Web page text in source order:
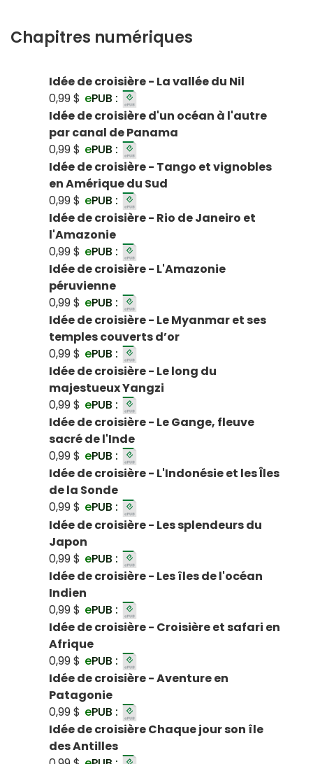
Chapitres numériques
Idée de croisière - La vallée du Nil
0,99 $ ePUB :
Idée de croisière d'un océan à l'autre
par canal de Panama
0,99 $ ePUB :
Idée de croisière - Tango et vignobles
en Amérique du Sud
0,99 $ ePUB :
Idée de croisière - Rio de Janeiro et
l'Amazonie
0,99 $ ePUB :
Idée de croisière - L'Amazonie
péruvienne
0,99 $ ePUB :
Idée de croisière - Le Myanmar et ses
temples couverts d’or
0,99 $ ePUB :
Idée de croisière - Le long du
majestueux Yangzi
0,99 $ ePUB :
Idée de croisière - Le Gange, fleuve
sacré de l'Inde
0,99 $ ePUB :
Idée de croisière - L'Indonésie et les Îles
de la Sonde
0,99 $ ePUB :
Idée de croisière - Les splendeurs du
Japon
0,99 $ ePUB :
Idée de croisière - Les îles de l'océan
Indien
0,99 $ ePUB :
Idée de croisière - Croisière et safari en
Afrique
0,99 $ ePUB :
Idée de croisière - Aventure en
Patagonie
0,99 $ ePUB :
Idée de croisière Chaque jour son île
des Antilles